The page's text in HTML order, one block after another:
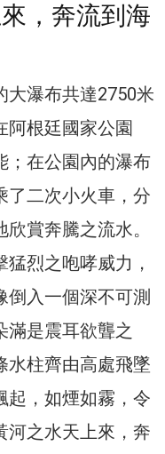
，奔流到海
大瀑布共達2750米
阿根廷國家公園
；在公園內的瀑布
了二次小火車，分
賞奔騰之流水。
烈之咆哮威力，
入一個深不可測
滿是震耳欲聾之
水柱齊由高處飛墜
起，如煙如霧，令
河之水天上來，奔